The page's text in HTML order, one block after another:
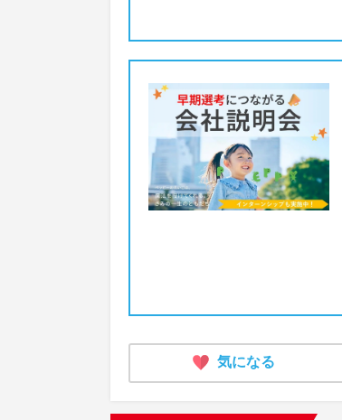
気になる